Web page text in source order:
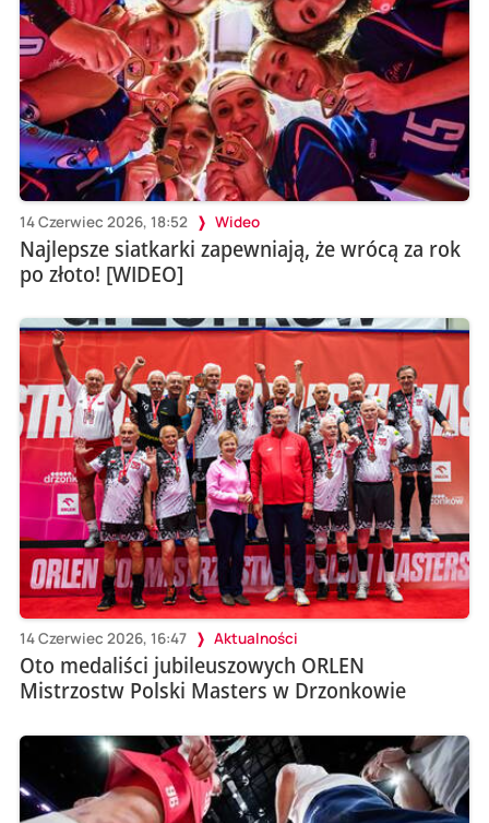
14 Czerwiec 2026, 18:52 Wideo
Najlepsze siatkarki zapewniają, że wrócą za rok
po złoto! [WIDEO]
14 Czerwiec 2026, 16:47 Aktualności
Oto medaliści jubileuszowych ORLEN
Mistrzostw Polski Masters w Drzonkowie